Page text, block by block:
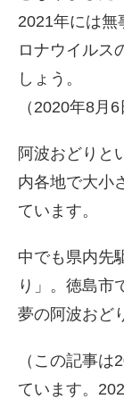
2021年には無
ロナウイルス
しょう。
（2020年8月6
阿波おどりと
内各地で大小
ています。
中でも県内先
り」。徳島市
夢の阿波おど
（この記事
ています。